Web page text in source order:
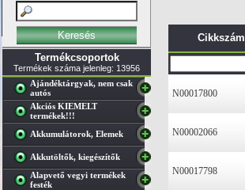
Termékcsoportok
Termékek száma jelenleg: 13956
Ajándéktárgyak, nem csak
autós
Akciós KIEMELT
termékek!!!
Akkumulátorok, Elemek
Akkutöltők, kiegészítők
Alapvető vegyi termékek
festék
Cikkszám
N00017800
N00002066
N00017798